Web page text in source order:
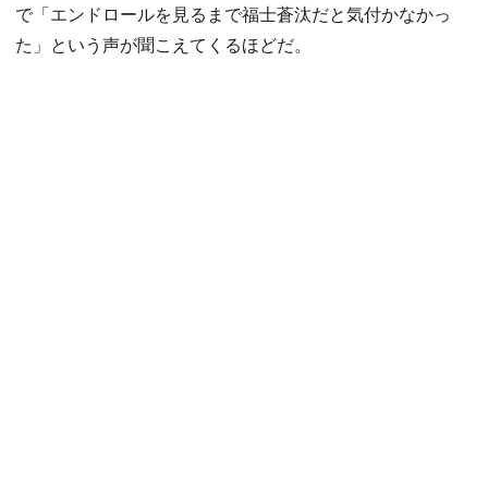
で「エンドロールを見るまで福士蒼汰だと気付かなかっ
た」という声が聞こえてくるほどだ。